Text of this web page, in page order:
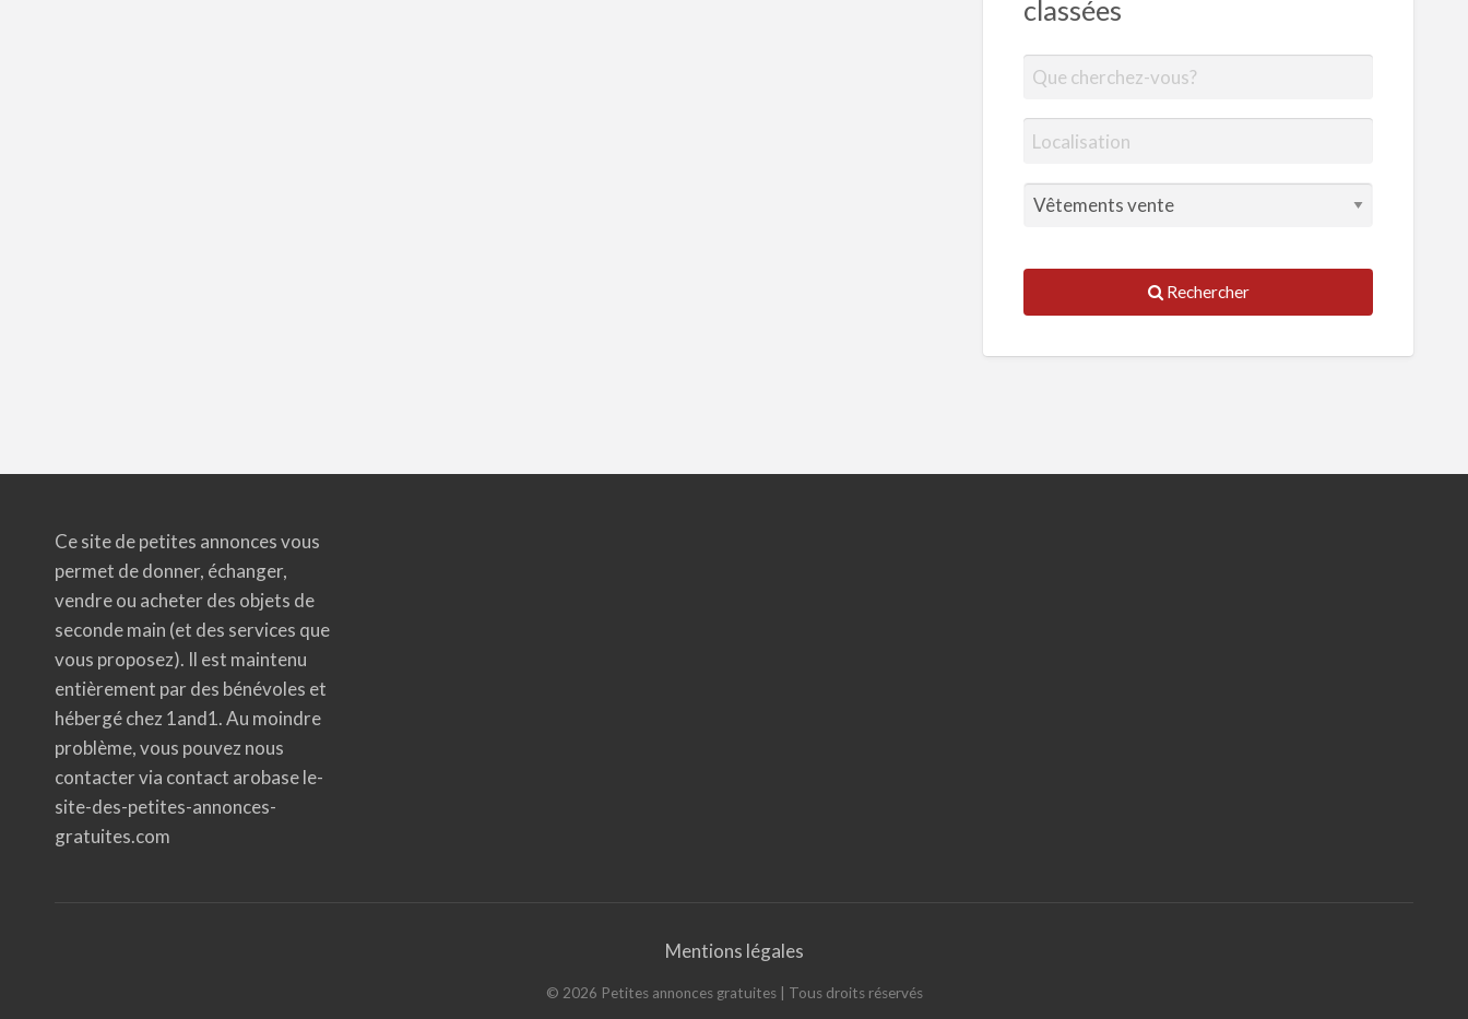
classées
Rechercher
Ce site de petites annonces vous
permet de donner, échanger,
vendre ou acheter des objets de
seconde main (et des services que
vous proposez). Il est maintenu
entièrement par des bénévoles et
hébergé chez 1and1. Au moindre
problème, vous pouvez nous
contacter via contact arobase le-
site-des-petites-annonces-
gratuites.com
Mentions légales
© 2026 Petites annonces gratuites| Tous droits réservés